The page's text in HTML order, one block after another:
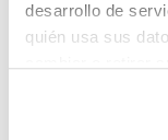
desarrollo de
quién usa sus
Pero puedes
buscando en